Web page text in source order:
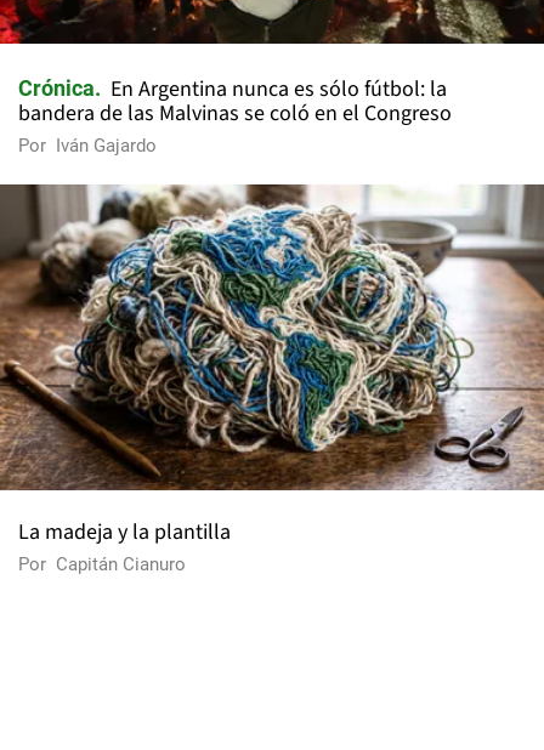
Crónica
En Argentina nunca es sólo fútbol: la
bandera de las Malvinas se coló en el Congreso
Por Iván Gajardo
La madeja y la plantilla
Por Capitán Cianuro